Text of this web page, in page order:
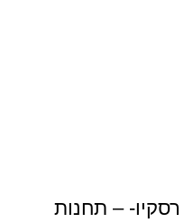
RESCUE ANT BAITS רסקיו- – תחנות